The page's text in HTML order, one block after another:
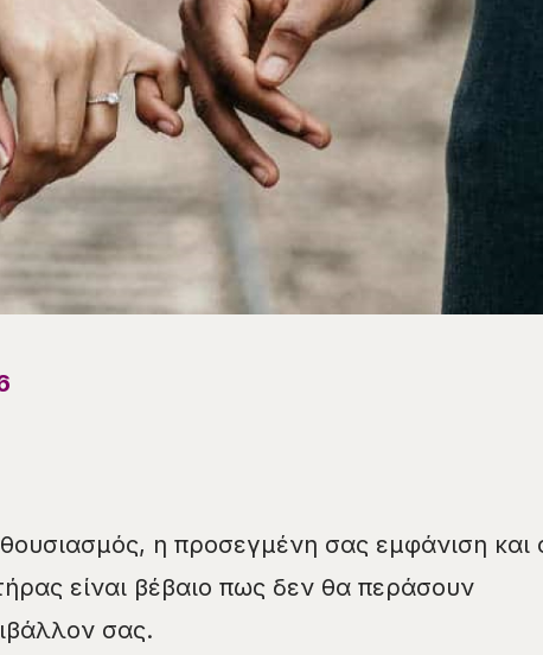
η προσεγμένη σας εμφάνιση και
είναι βέβαιο πως δεν θα περάσουν
σας.